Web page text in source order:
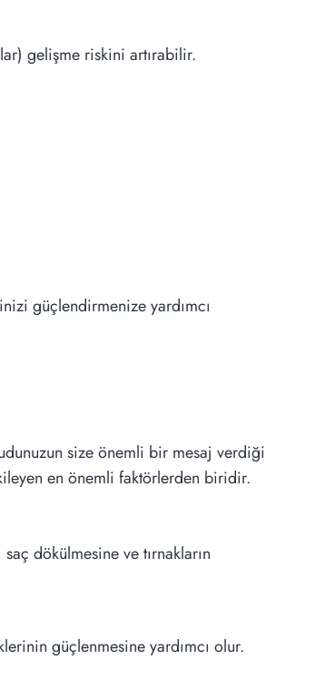
gelişme riskini artırabilir.
güçlendirmenize yardımcı
size önemli bir mesaj verdiği
en önemli faktörlerden biridir.
dökülmesine ve tırnakların
güçlenmesine yardımcı olur.